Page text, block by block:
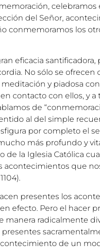
celebramos
del Señor,
conmemoramos los
eficacia santificadora,
No sólo se ofrecen
y piadosa
contacto con ellos, y a
de
al del simple
por completo el
más profundo y
de la Iglesia Católica
acontecimientos que
presentes los
efecto. Pero el hacer
manera radicalmente
de un